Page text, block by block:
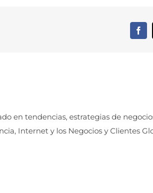
en tendencias, estrategias de
Internet y los Negocios y Clientes